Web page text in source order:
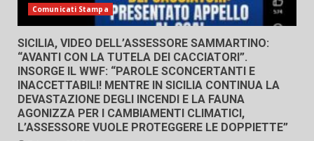
Comunicati Stampa
SICILIA, VIDEO DELL’ASSESSORE SAMMARTINO:
“AVANTI CON LA TUTELA DEI CACCIATORI”.
INSORGE IL WWF: “PAROLE SCONCERTANTI E
INACCETTABILI! MENTRE IN SICILIA CONTINUA LA
DEVASTAZIONE DEGLI INCENDI E LA FAUNA
AGONIZZA PER I CAMBIAMENTI CLIMATICI,
L’ASSESSORE VUOLE PROTEGGERE LE DOPPIETTE”